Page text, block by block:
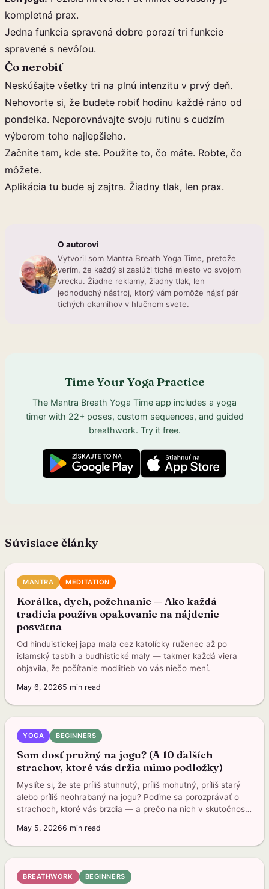
kompletná prax.
Jedna funkcia spravená dobre porazí tri funkcie
spravené s nevôľou.
Čo nerobiť
Neskúšajte všetky tri na plnú intenzitu v prvý deň.
Nehovorte si, že budete robiť hodinu každé ráno od
pondelka. Neporovnávajte svoju rutinu s cudzím
výberom toho najlepšieho.
Začnite tam, kde ste. Použite to, čo máte. Robte, čo
môžete.
Aplikácia tu bude aj zajtra. Žiadny tlak, len prax.
O autorovi
Vytvoril som Mantra Breath Yoga Time, pretože
verím, že každý si zaslúži tiché miesto vo svojom
vrecku. Žiadne reklamy, žiadny tlak, len
jednoduchý nástroj, ktorý vám pomôže nájsť pár
tichých okamihov v hlučnom svete.
Time Your Yoga Practice
The Mantra Breath Yoga Time app includes a yoga
timer with 22+ poses, custom sequences, and guided
breathwork. Try it free.
Súvisiace články
MANTRA MEDITATION
Korálka, dych, požehnanie — Ako každá
tradícia používa opakovanie na nájdenie
posvätna
Od hinduistickej japa mala cez katolícky ruženec až po
islamský tasbih a budhistické maly — takmer každá viera
objavila, že počítanie modlitieb vo vás niečo mení.
May 6, 20265 min read
YOGA BEGINNERS
Som dosť pružný na jogu? (A 10 ďalších
strachov, ktoré vás držia mimo podložky)
Myslíte si, že ste príliš stuhnutý, príliš mohutný, príliš starý
alebo príliš neohrabaný na jogu? Poďme sa porozprávať o
strachoch, ktoré vás brzdia — a prečo na nich v skutočnosti
May 5, 20266 min read
BREATHWORK BEGINNERS